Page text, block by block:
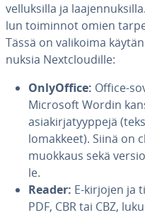
vel­luk­sil­la ja
lun toiminnot omien
Tässä on valikoima
nuk­sia Nextclou­dil­le:
On­ly­Of­fice: Office-
Microsoft Wordin
asia­kir­ja­tyyp­pe­jä
lomakkeet). Siinä on
muokkaus sekä
le.
Reader: E-kirjojen ja
PDF, CBR tai CBZ,